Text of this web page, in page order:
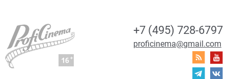
+7 (495) 728-6797
proficinema@gmail.com